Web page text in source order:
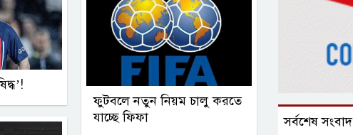
ফুটবলে নতুন নিয়ম চালু করতে
যাচ্ছে ফিফা
সর্বশেষ সংবাদ